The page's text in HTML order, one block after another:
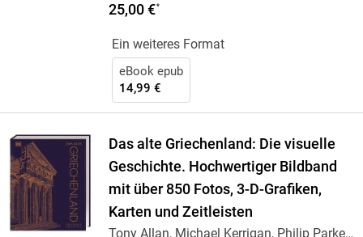
25,00 €*
Ein weiteres Format
eBook epub
14,99 €
Das alte Griechenland: Die visuelle
Geschichte. Hochwertiger Bildband
mit über 850 Fotos, 3-D-Grafiken,
Karten und Zeitleisten
Tony Allan, Michael Kerrigan, Philip Parker,